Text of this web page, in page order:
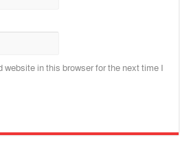
website in this browser for the next time I